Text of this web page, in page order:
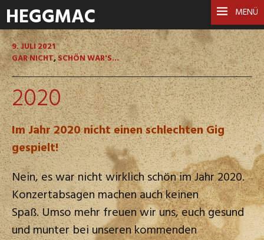
MENÜ
HEGGMAC
9. JULI 2021
GAR NICHT,SCHÖN WAR'S...
2020
Im Jahr 2020 nicht einen schlechten Gig
gespielt!
Nein, es war nicht wirklich schön im Jahr 2020.
Konzertabsagen machen auch keinen
Spaß. Umso mehr freuen wir uns, euch gesund
und munter bei unseren kommenden